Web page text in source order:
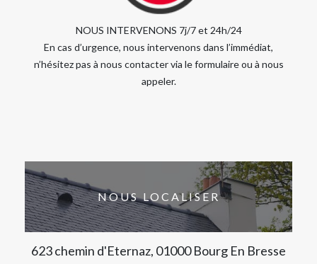
NOUS INTERVENONS 7j/7 et 24h/24
En cas d’urgence, nous intervenons dans l’immédiat,
n’hésitez pas à nous contacter via le formulaire ou à nous
appeler.
NOUS LOCALISER
623 chemin d'Eternaz, 01000 Bourg En Bresse